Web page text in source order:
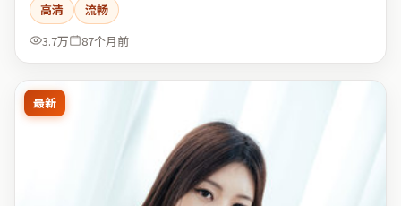
高清
流畅
3.7万
87个月前
最新